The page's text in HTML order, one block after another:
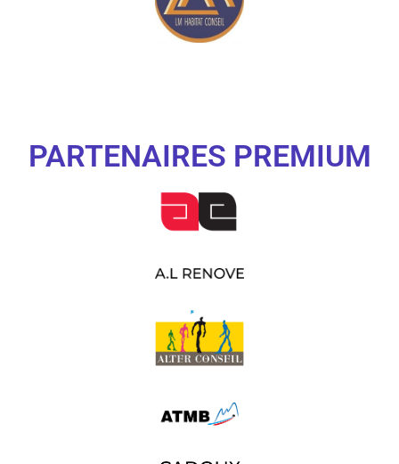
PARTENAIRES PREMIUM